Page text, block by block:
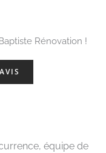
Rénovation !
équipe de